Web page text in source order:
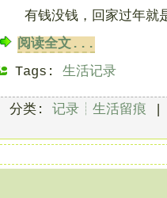
2006-08-27] 增加侧栏在线Flash播放器;
2008-08-01]通知所有友链站点,更新本
2008-08-03]美化日志页面底部信息排
2008-08-04]去掉谷歌火狐推介,官方八
有钱没钱，回家过年就
阅读全文...
Tags:生活记录
分类: 记录┊生活留痕